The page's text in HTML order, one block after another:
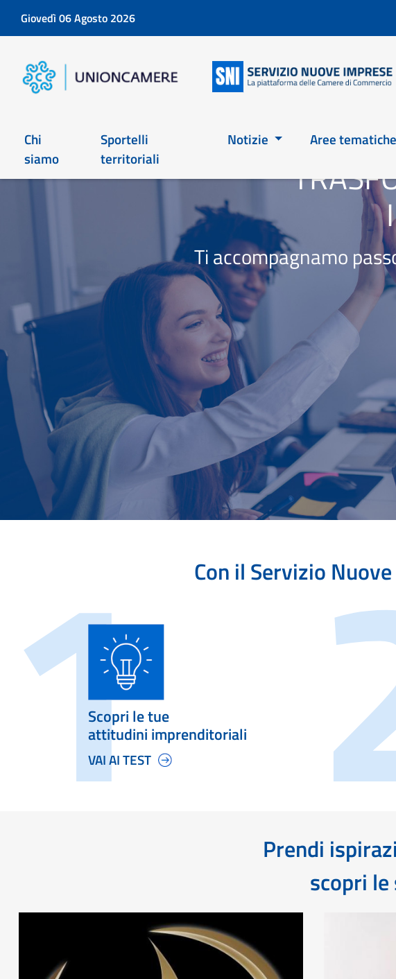
Giovedì 06 Agosto 2026
Chi
siamo
Sportelli
territoriali
Notizie Aree tematiche
Ti accompagnamo
Con il Servizio
Scopri le tue
attitudini imprenditoriali
VAI AI TEST
Prendi
scopri